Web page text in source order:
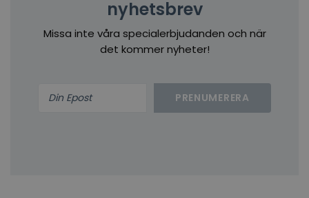
nyhetsbrev
Missa inte våra specialerbjudanden och när
det kommer nyheter!
PRENUMERERA